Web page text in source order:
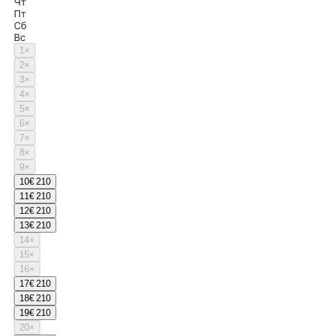
Пт
Сб
Вс
1×
2×
3×
4×
5×
6×
7×
8×
9×
10€ 210
11€ 210
12€ 210
13€ 210
14×
15×
16×
17€ 210
18€ 210
19€ 210
20×